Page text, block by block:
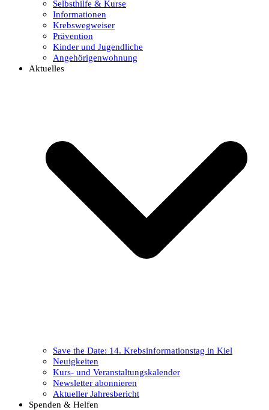
Selbsthilfe & Kurse
Informationen
Krebswegweiser
Prävention
Kinder und Jugendliche
Angehörigenwohnung
Aktuelles
Save the Date: 14. Krebsinformationstag in Kiel
Neuigkeiten
Kurs- und Veranstaltungskalender
Newsletter abonnieren
Aktueller Jahresbericht
Spenden & Helfen